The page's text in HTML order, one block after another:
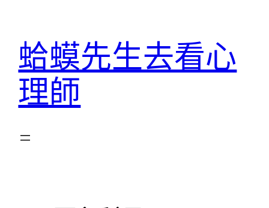
蛤蟆先生去看心
理師